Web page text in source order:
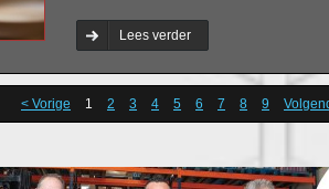
Lees verder
< Vorige 1 2 3 4 5 6 7 8 9